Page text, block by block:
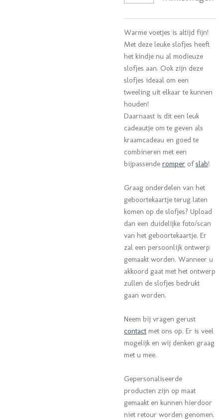
Warme voetjes is altijd fijn!
Met deze leuke slofjes heeft
het kindje nu al modieuze
slofjes aan. Ook zijn deze
slofjes ideaal om een
tweeling uit elkaar te kunnen
houden!
Daarnaast is dit een leuk
cadeautje om te geven als
kraamcadeau en goed te
combineren met een
bijpassende romper ofslab!
Graag onderdelen van het
geboortekaartje terug laten
komen op de slofjes? Upload
dan een duidelijke foto/scan
van het geboortekaartje. Er
zal een persoonlijk ontwerp
gemaakt worden. Wanneer u
akkoord gaat met het ontwerp
zullen de slofjes bedrukt
gaan worden.
Neem bij vragen gerust
contact met ons op. Er is veel
mogelijk en wij denken graag
met u mee.
Gepersonaliseerde
producten zijn op maat
gemaakt en kunnen hierdoor
niet retour worden genomen.